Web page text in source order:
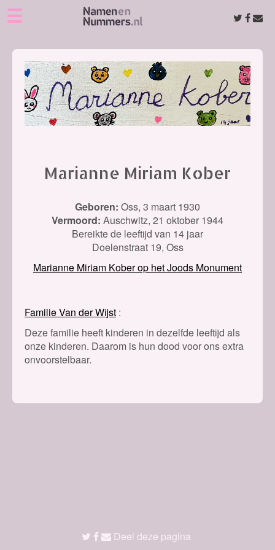
☰
Marianne Miriam Kober
Geboren: Oss, 3 maart 1930
Vermoord: Auschwitz, 21 oktober 1944
Bereikte de leeftijd van 14 jaar
Doelenstraat 19, Oss
Marianne Miriam Kober op het Joods Monument
Familie Van der Wijst
Deze familie heeft kinderen in dezelfde leeftijd als
onze kinderen. Daarom is hun dood voor ons extra
onvoorstelbaar.
Deel deze pagina